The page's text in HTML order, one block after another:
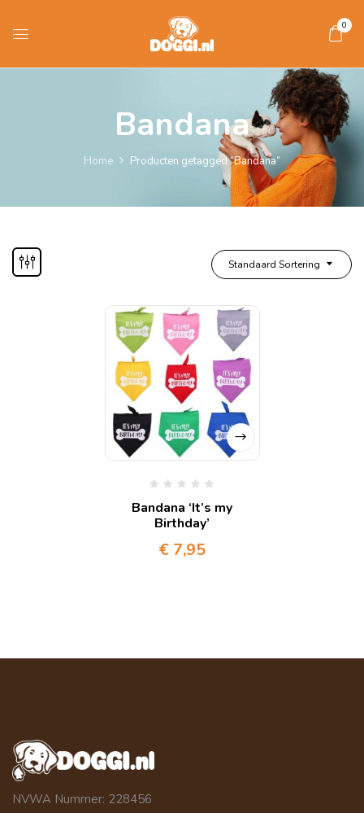
0
Bandana
Home Producten getagged “Bandana”
Standaard Sortering
Bandana ‘It’s my
Birthday’
€ 7,95
NVWA Nummer: 228456